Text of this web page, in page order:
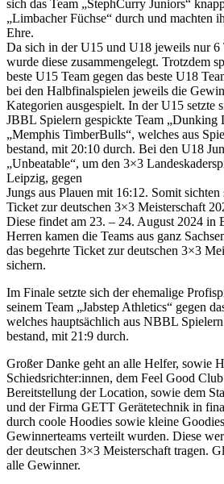
sich das Team „StephCurry Juniors“
„Limbacher Füchse“ durch und machten
Ehre.
Da sich in der U15 und U18 jeweils nur 6
wurde diese zusammengelegt. Trotzdem
beste U15 Team gegen das beste U18
bei den Halbfinalspielen jeweils die
Kategorien ausgespielt. In der U15 setzte
JBBL Spielern gespickte Team „Dunking
„Memphis TimberBulls“, welches aus
bestand, mit 20:10 durch. Bei den U18
„Unbeatable“, um den 3×3
Leipzig, gegen
Jungs aus Plauen mit 16:12. Somit sichten
Ticket zur deutschen 3×3 Meisterschaft
Diese findet am 23. – 24. August 2024 in
Herren kamen die Teams aus ganz
das begehrte Ticket zur deutschen 3×3
sichern.
Im Finale setzte sich der ehemalige
seinem Team „Jabstep Athletics“ gegen
welches hauptsächlich aus NBBL
bestand, mit 21:9 durch.
Großer Danke geht an alle Helfer, sowie
Schiedsrichter:innen, dem Feel Good
Bereitstellung der Location, sowie dem
und der Firma GETT Gerätetechnik in
durch coole Hoodies sowie kleine
Gewinnerteams verteilt wurden. Diese
der deutschen 3×3 Meisterschaft tragen.
alle Gewinner.